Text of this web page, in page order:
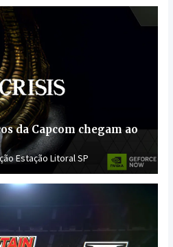
da Capcom chegam ao
Estação Litoral SP